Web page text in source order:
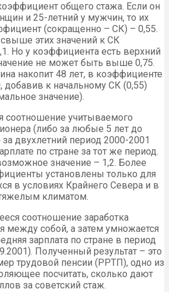
общего стажа. Если он
и 25-летний у мужчин, то их
(сокращенно – СК) – 0,55.
этих значений к СК
Но у коэффициента есть верхний
не может быть выше 0,75.
накопит 48 лет, в коэффициенте
добавив к начальному СК (0,55)
значение).
соотношение учитываемого
(либо за любые 5 лет до
за двухлетний период 2000-2001
по стране за тот же период.
значение – 1,2. Более
установлены только для
в условиях Крайнего Севера и в
климатом.
соотношение заработка
между собой, а затем умножается
зарплата по стране в период
Полученный результат – это
трудовой пенсии (РРТП), одно из
посчитать, сколько дают
за советский стаж.